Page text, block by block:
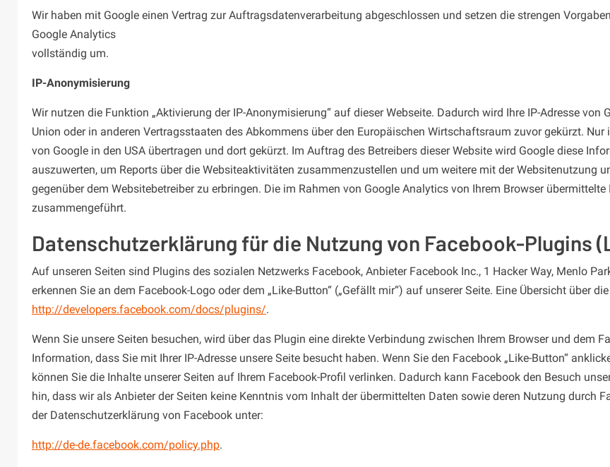
Wir haben mit Google einen Vertrag zur Auftragsdatenverarbeitung abgeschlossen und setzen die strengen
Google Analytics
vollständig um.
IP-Anonymisierung
Wir nutzen die Funktion „Aktivierung der IP-Anonymisierung“ auf dieser Webseite. Dadurch wird Ihre IP-Adresse
Union oder in anderen Vertragsstaaten des Abkommens über den Europäischen Wirtschaftsraum zuvor gekürzt.
von Google in den USA übertragen und dort gekürzt. Im Auftrag des Betreibers dieser Website wird Google diese
auszuwerten, um Reports über die Websiteaktivitäten zusammenzustellen und um weitere mit der Websitenutzung
gegenüber dem Websitebetreiber zu erbringen. Die im Rahmen von Google Analytics von Ihrem Browser
zusammengeführt.
Datenschutzerklärung für die Nutzung von Facebook-Plugins
Auf unseren Seiten sind Plugins des sozialen Netzwerks Facebook, Anbieter Facebook Inc., 1 Hacker Way, Menlo
erkennen Sie an dem Facebook-Logo oder dem „Like-Button“ („Gefällt mir“) auf unserer Seite. Eine Übersicht über
http://developers.facebook.com/docs/plugins/.
Wenn Sie unsere Seiten besuchen, wird über das Plugin eine direkte Verbindung zwischen Ihrem Browser und dem
Information, dass Sie mit Ihrer IP-Adresse unsere Seite besucht haben. Wenn Sie den Facebook „Like-Button“
können Sie die Inhalte unserer Seiten auf Ihrem Facebook-Profil verlinken. Dadurch kann Facebook den Besuch
hin, dass wir als Anbieter der Seiten keine Kenntnis vom Inhalt der übermittelten Daten sowie deren Nutzung durch
der Datenschutzerklärung von Facebook unter:
http://de-de.facebook.com/policy.php.